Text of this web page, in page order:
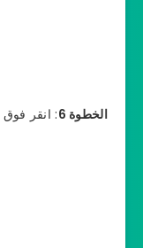
الخطوة 6 : انقر فوق